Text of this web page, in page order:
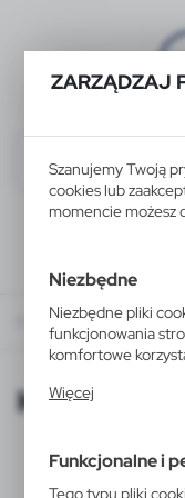
ZARZĄDZAJ
Szanujemy Twoją
cookies lub
momencie możesz
Niezbędne
Niezbędne pliki
funkcjonowania
komfortowe
działania w celu
korzystasz, może
Więcej
Funkcjonalne i
Tego typu pliki
KATALOGI ONLINE
KATALOGI